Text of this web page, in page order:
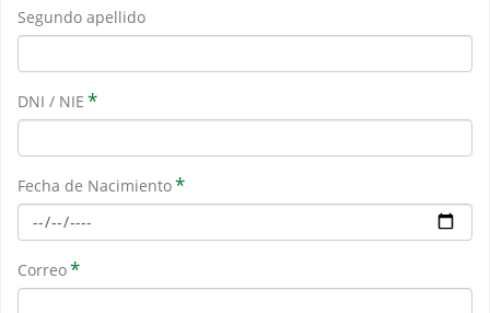
Segundo apellido
DNI / NIE *
Fecha de Nacimiento*
Correo*